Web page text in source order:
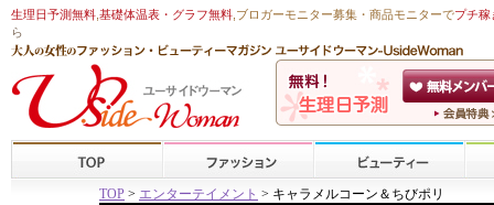
生理日予測無料 基礎体温表・グラフ無料 ,ブロガーモニター募集・商品モニターでプチ稼
ら
TOP > エンターテイメント > キャラメルコーン＆ちびポリ